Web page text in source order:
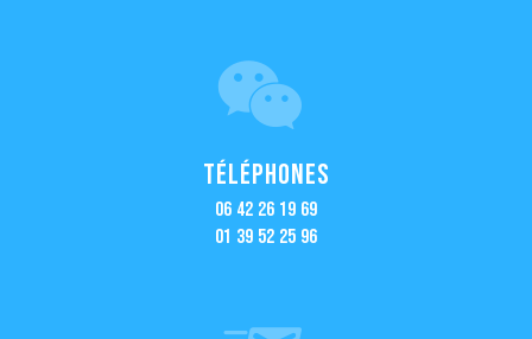
Téléphones
06 42 26 19 69
01 39 52 25 96